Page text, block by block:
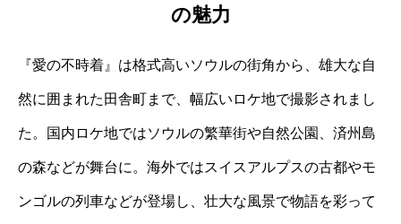
の魅力
『愛の不時着』は格式高いソウルの街角から、雄大な自
然に囲まれた田舎町まで、幅広いロケ地で撮影されまし
た。国内ロケ地ではソウルの繁華街や自然公園、済州島
の森などが舞台に。海外ではスイスアルプスの古都やモ
ンゴルの列車などが登場し、壮大な風景で物語を彩って